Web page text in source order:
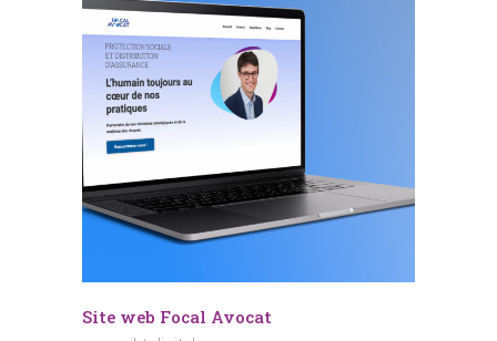
Site web Focal Avocat